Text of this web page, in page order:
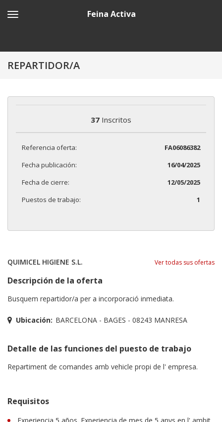
Feina Activa
REPARTIDOR/A
37 Inscritos
Referencia oferta:
FA06086382
Fecha publicación:
16/04/2025
Fecha de cierre:
12/05/2025
Puestos de trabajo:
1
QUIMICEL HIGIENE S.L. Ver todas sus ofertas
Descripción de la oferta
Busquem repartidor/a per a incorporació inmediata.
Ubicación: BARCELONA - BAGES - 08243 MANRESA
Detalle de las funciones del puesto de trabajo
Repartiment de comandes amb vehicle propi de l' empresa.
Requisitos